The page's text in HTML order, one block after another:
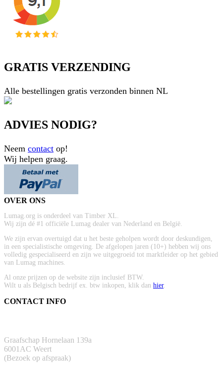
GRATIS VERZENDING
Alle bestellingen gratis verzonden binnen NL
ADVIES NODIG?
Neem contact op!
Wij helpen graag.
OVER ONS
Lumag.org is onderdeel van Timber XL.
Wij zijn dé #1 officiële Lumag dealer van Nederland en België.
We zijn ervan overtuigd dat u het beste geholpen wordt door deskundigen,
in een specialistische omgeving. De afgelopen jaren (10+) hebben wij ons
volledig gespecialiseerd en zijn we uitgegroeid tot marktleider op het gebied
van Lumag machines.
Al onze prijzen op de website zijn inclusief BTW.
Wilt u als Belgisch bedrijf ex. btw inkopen, klik dan hier.
CONTACT INFO
Graafschap Hornelaan 139a
6001AC Weert
(Bezoek op afspraak)